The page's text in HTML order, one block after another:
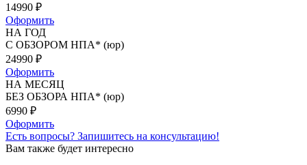
14990 ₽
Оформить
НА ГОД
С ОБЗОРОМ НПА* (юр)
24990 ₽
Оформить
НА МЕСЯЦ
БЕЗ ОБЗОРА НПА* (юр)
6990 ₽
Оформить
Есть вопросы? Запишитесь на консультацию!
Вам также будет интересно